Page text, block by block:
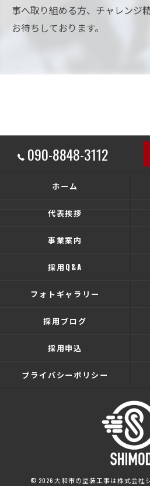
事へ取り組める方、チャレンジ
お待ちしております。
090-8848-3112
ホーム
代表挨拶
事業案内
採用Q&A
フォトギャラリー
採用ブログ
採用申込
プライバシーポリシー
© 2026 大和市の塗装工事は株式会社シモ